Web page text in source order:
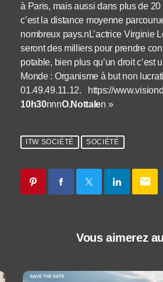
à Paris, mais aussi dans plus de
c’est la distance moyenne
nombreux pays.nL’actrice Virginie
seront des milliers pour prendre
potable, bien plus qu’un droit
Monde : Organisme à but non
01.49.49.11.12. https://
10h30nnnO.Nottalen »
ITW SOCIÉTÉ SOCIÉTÉ
email
Vous aimerez